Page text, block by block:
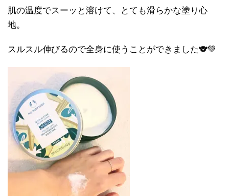
肌の温度でスーッと溶けて、とても滑らかな塗り心
地。
スルスル伸びるので全身に使うことができました🐨💚